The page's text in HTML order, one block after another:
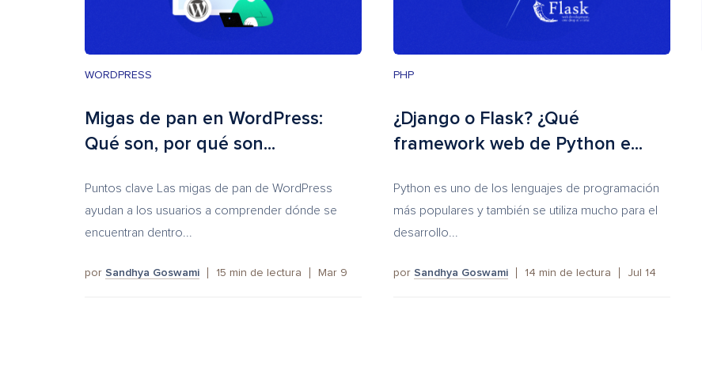
WORDPRESS
Migas de pan en WordPress:
Qué son, por qué son...
Puntos clave Las migas de pan de WordPress
ayudan a los usuarios a comprender dónde se
encuentran dentro...
por Sandhya Goswami 15 min de lectura Mar 9
PHP
¿Django o Flask? ¿Qué
framework web de Python e...
Python es uno de los lenguajes de programación
más populares y también se utiliza mucho para el
desarrollo...
por Sandhya Goswami 14 min de lectura Jul 14